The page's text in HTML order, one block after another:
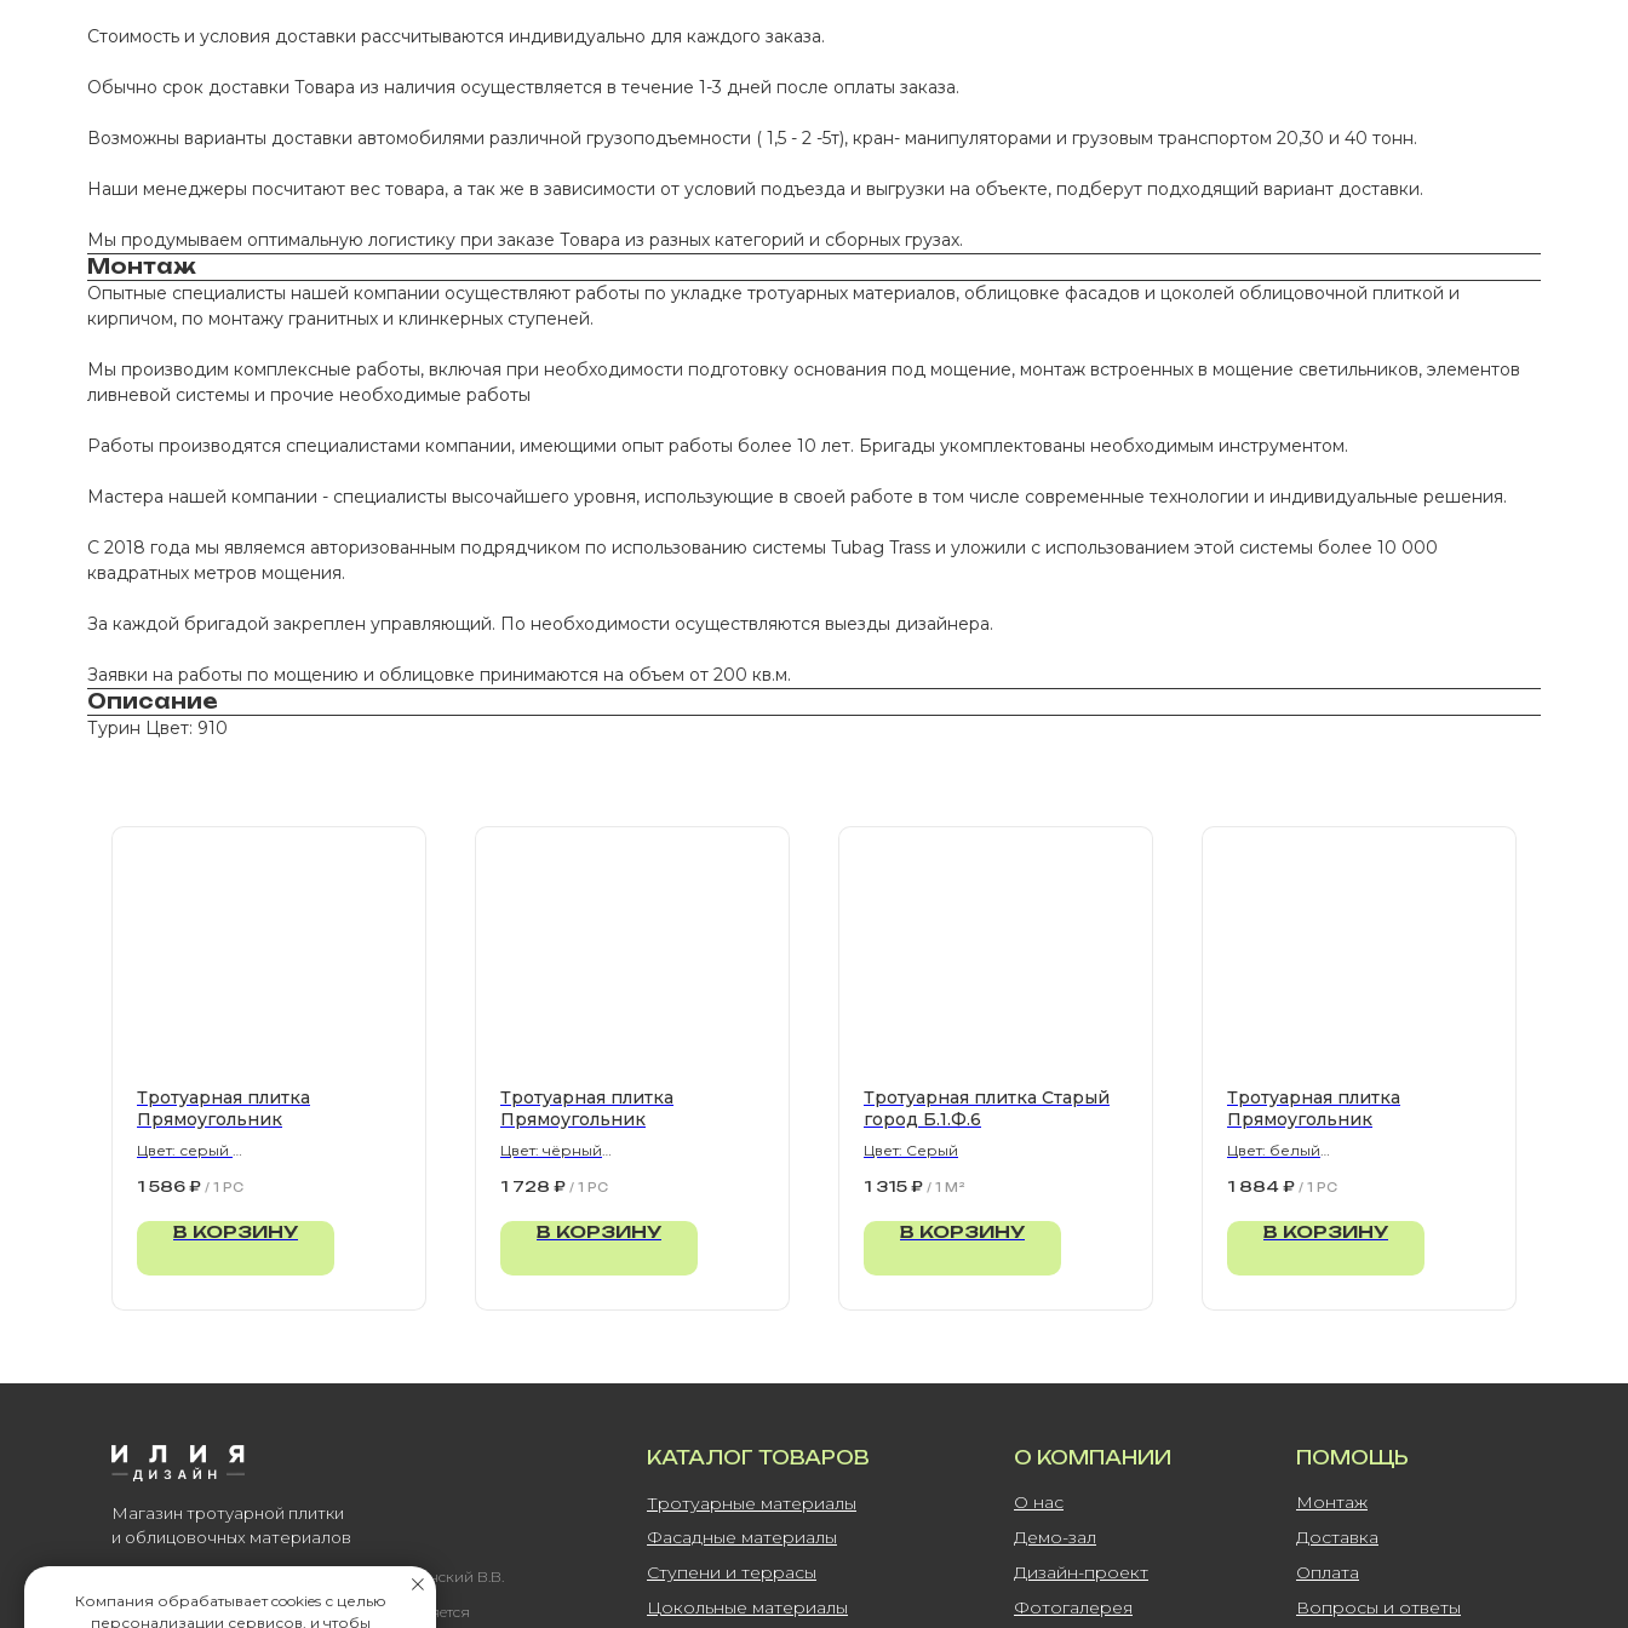
Стоимость и условия доставки рассчитываются индивидуально для каждого заказа.
Обычно срок доставки Товара из наличия осуществляется в течение 1-3 дней после оплаты заказа.
Возможны варианты доставки автомобилями различной грузоподъемности ( 1,5 - 2 -5т), кран- манипуляторами и грузовым транспортом 20,30 и 40 тонн.
Наши менеджеры посчитают вес товара, а так же в зависимости от условий подъезда и выгрузки на объекте, подберут подходящий вариант доставки.
Мы продумываем оптимальную логистику при заказе Товара из разных категорий и сборных грузах.
Монтаж
Опытные специалисты нашей компании осуществляют работы по укладке тротуарных материалов, облицовке фасадов и цоколей облицовочной плиткой и
кирпичом, по монтажу гранитных и клинкерных ступеней.
Мы производим комплексные работы, включая при необходимости подготовку основания под мощение, монтаж встроенных в мощение светильников, элементов
ливневой системы и прочие необходимые работы
Работы производятся специалистами компании, имеющими опыт работы более 10 лет. Бригады укомплектованы необходимым инструментом.
Мастера нашей компании - специалисты высочайшего уровня, использующие в своей работе в том числе современные технологии и индивидуальные решения.
С 2018 года мы являемся авторизованным подрядчиком по использованию системы Tubag Trass и уложили с использованием этой системы более 10 000
квадратных метров мощения.
За каждой бригадой закреплен управляющий. По необходимости осуществляются выезды дизайнера.
Заявки на работы по мощению и облицовке принимаются на объем от 200 кв.м.
Описание
Турин Цвет: 910
Тротуарная плитка
Прямоугольник
Цвет: серый
1 586 ₽ / 1 PC
В КОРЗИНУ
Тротуарная плитка
Прямоугольник
Цвет: чёрный
1 728 ₽ / 1 PC
В КОРЗИНУ
Тротуарная плитка Старый
город Б.1.Ф.6
Цвет: Серый
1 315 ₽ / 1 M²
В КОРЗИНУ
Тротуарная плитка
Прямоугольник
Цвет: белый
1 884 ₽ / 1 PC
В КОРЗИНУ
Информация, размещенная на сайте, не является
Все права защищены. © 2006-2026. ИП Ильинский В.В.
Магазин тротуарной плитки
и облицовочных материалов
КАТАЛОГ ТОВАРОВ
Тротуарные материалы
ПОМОЩЬ
О КОМПАНИИ
Вопросы и ответы
Оплата
Доставка
Монтаж
О нас
Фотогалерея
Дизайн-проект
Цокольные материалы
Ступени и террасы
Фасадные материалы Демо-зал
Компания обрабатывает cookies с целью
персонализации сервисов, и чтобы